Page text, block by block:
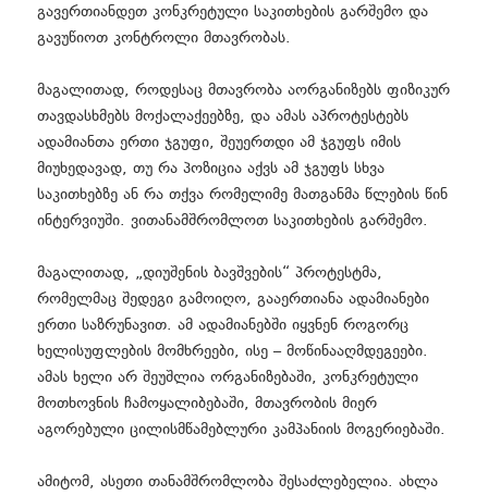
გავერთიანდეთ კონკრეტული საკითხების გარშემო და
გავუწიოთ კონტროლი მთავრობას.
მაგალითად, როდესაც მთავრობა აორგანიზებს ფიზიკურ
თავდასხმებს მოქალაქეებზე, და ამას აპროტესტებს
ადამიანთა ერთი ჯგუფი, შეუერთდი ამ ჯგუფს იმის
მიუხედავად, თუ რა პოზიცია აქვს ამ ჯგუფს სხვა
საკითხებზე ან რა თქვა რომელიმე მათგანმა წლების წინ
ინტერვიუში. ვითანამშრომლოთ საკითხების გარშემო.
მაგალითად, „დიუშენის ბავშვების“ პროტესტმა,
რომელმაც შედეგი გამოიღო, გააერთიანა ადამიანები
ერთი საზრუნავით. ამ ადამიანებში იყვნენ როგორც
ხელისუფლების მომხრეები, ისე – მოწინააღმდეგეები.
ამას ხელი არ შეუშლია ორგანიზებაში, კონკრეტული
მოთხოვნის ჩამოყალიბებაში, მთავრობის მიერ
აგორებული ცილისმწამებლური კამპანიის მოგერიებაში.
ამიტომ, ასეთი თანამშრომლობა შესაძლებელია. ახლა